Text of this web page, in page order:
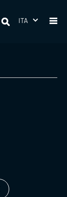
ITA